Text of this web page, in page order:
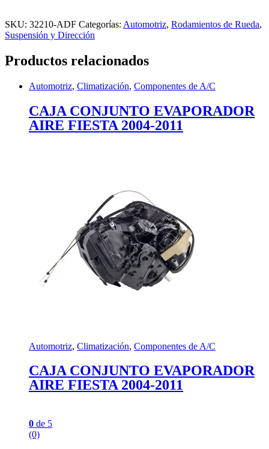
SKU: 32210-ADF Categorías: Automotriz, Rodamientos de Rueda,
Suspensión y Dirección
Productos relacionados
Automotriz, Climatización, Componentes de A/C
CAJA CONJUNTO EVAPORADOR
AIRE FIESTA 2004-2011
Automotriz, Climatización, Componentes de A/C
CAJA CONJUNTO EVAPORADOR
AIRE FIESTA 2004-2011
0 de 5
(0)